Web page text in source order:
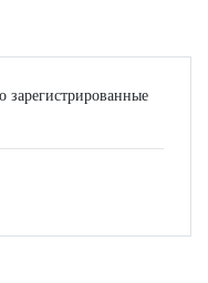
зарегистрированные